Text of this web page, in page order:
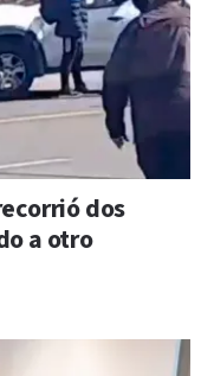
dos
a otro